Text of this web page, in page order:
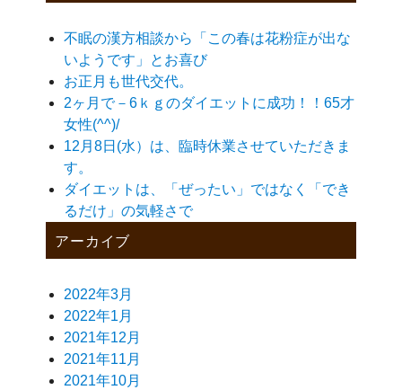
不眠の漢方相談から「この春は花粉症が出な
いようです」とお喜び
お正月も世代交代。
2ヶ月で－6ｋｇのダイエットに成功！！65才
女性(^^)/
12月8日(水）は、臨時休業させていただきま
す。
ダイエットは、「ぜったい」ではなく「でき
るだけ」の気軽さで
アーカイブ
2022年3月
2022年1月
2021年12月
2021年11月
2021年10月